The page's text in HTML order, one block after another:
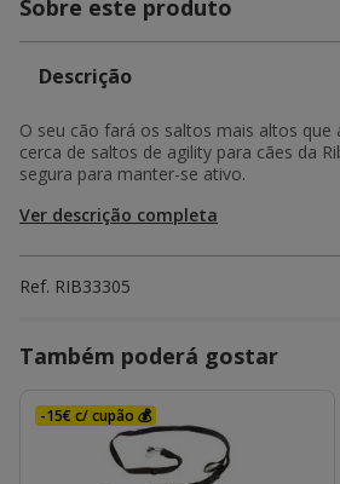
Sobre este produto
Descrição
O seu cão fará os saltos mais altos que
cerca de saltos de agility para cães da
segura para manter-se ativo.
Ver descrição completa
Ref. RIB33305
Também poderá gostar
-15€ c/ cupão 💰